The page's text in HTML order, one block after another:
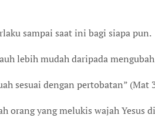
sampai saat ini bagi siapa pun.
lebih mudah daripada
sesuai dengan pertobatan” (Mat
orang yang melukis wajah Yesus